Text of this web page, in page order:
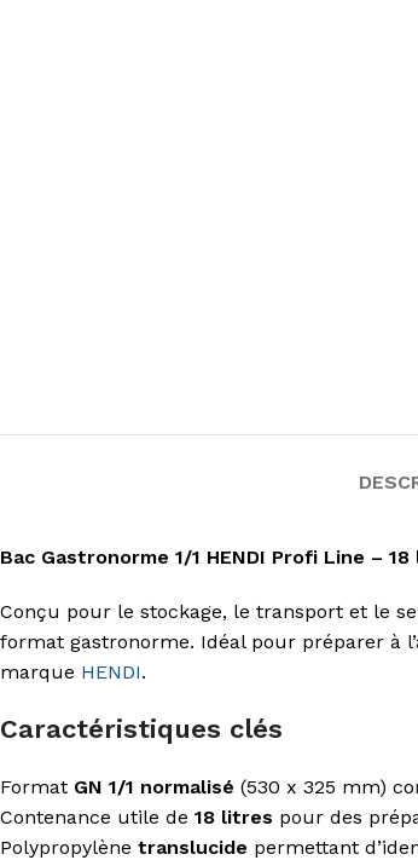
Bac Gastronorme 1/1 HENDI Profi Line –
Conçu pour le stockage, le transport et le
format gastronorme. Idéal pour préparer à
marque HENDI.
Caractéristiques clés
Format GN 1/1 normalisé (530 x 325 mm)
Contenance utile de 18 litres pour des
Polypropylène translucide permettant